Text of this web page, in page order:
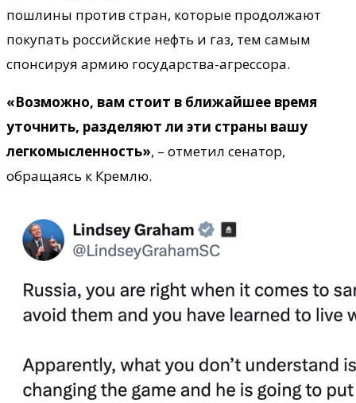
пошлины против стран, которые продолжают
покупать российские нефть и газ, тем самым
спонсируя армию государства-агрессора.
«Возможно, вам стоит в ближайшее время
уточнить, разделяют ли эти страны вашу
легкомысленность», – отметил сенатор,
обращаясь к Кремлю.